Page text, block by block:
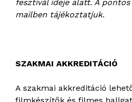
fesztivál ideje alatt. A
mailben tájékoztatjuk.
SZAKMAI AKKREDITÁCIÓ
A szakmai akkreditáció